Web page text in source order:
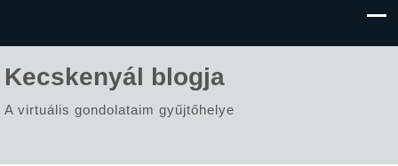
Kecskenyál blogja
A virtuális gondolataim gyűjtőhelye